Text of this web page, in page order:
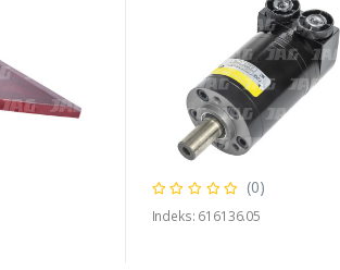
(0)
Indeks: 616136.05